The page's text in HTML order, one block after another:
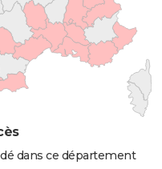
dans ce département